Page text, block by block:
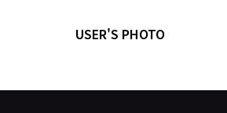
USER'S PHOTO